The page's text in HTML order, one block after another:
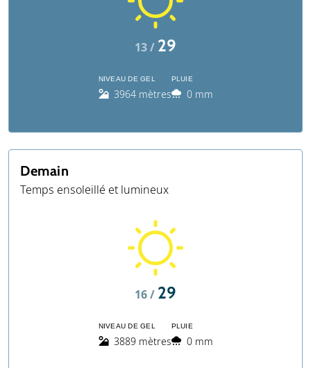
13 / 29
NIVEAU DE GEL
3964 mètres
PLUIE
0 mm
Demain
Temps ensoleillé et lumineux
16 / 29
NIVEAU DE GEL
3889 mètres
PLUIE
0 mm